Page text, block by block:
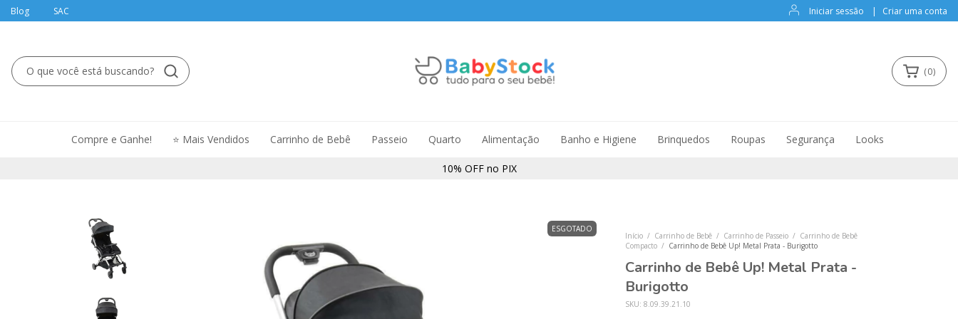
Blog SAC Iniciar sessão | Criar uma conta
10% OFF no PIX
(0)
Compre e Ganhe! ⭐ Mais Vendidos Carrinho de Bebê Passeio Quarto Alimentação Banho e Higiene Brinquedos Roupas Segurança Looks
ESGOTADO
Início / Carrinho de Bebê / Carrinho de Passeio / Carrinho de Bebê
Compacto / Carrinho de Bebê Up! Metal Prata - Burigotto
Carrinho de Bebê Up! Metal Prata -
Burigotto
SKU: 8.09.39.21.10